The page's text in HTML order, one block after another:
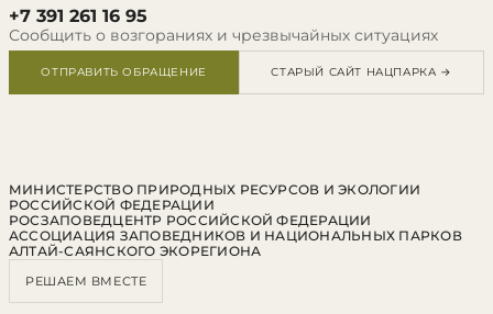
+7 391 261 16 95
Сообщить о возгораниях и чрезвычайных ситуациях
ОТПРАВИТЬ ОБРАЩЕНИЕ СТАРЫЙ САЙТ НАЦПАРКА →
МИНИСТЕРСТВО ПРИРОДНЫХ РЕСУРСОВ И ЭКОЛОГИИ
РОССИЙСКОЙ ФЕДЕРАЦИИ
РОСЗАПОВЕДЦЕНТР РОССИЙСКОЙ ФЕДЕРАЦИИ
АССОЦИАЦИЯ ЗАПОВЕДНИКОВ И НАЦИОНАЛЬНЫХ ПАРКОВ
АЛТАЙ-САЯНСКОГО ЭКОРЕГИОНА
РЕШАЕМ ВМЕСТЕ